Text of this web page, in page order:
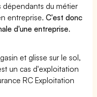
dépendants du métier
entreprise.C'est donc
d'une entreprise.
et glisse sur le sol,
un cas d'exploitation
RC Exploitation